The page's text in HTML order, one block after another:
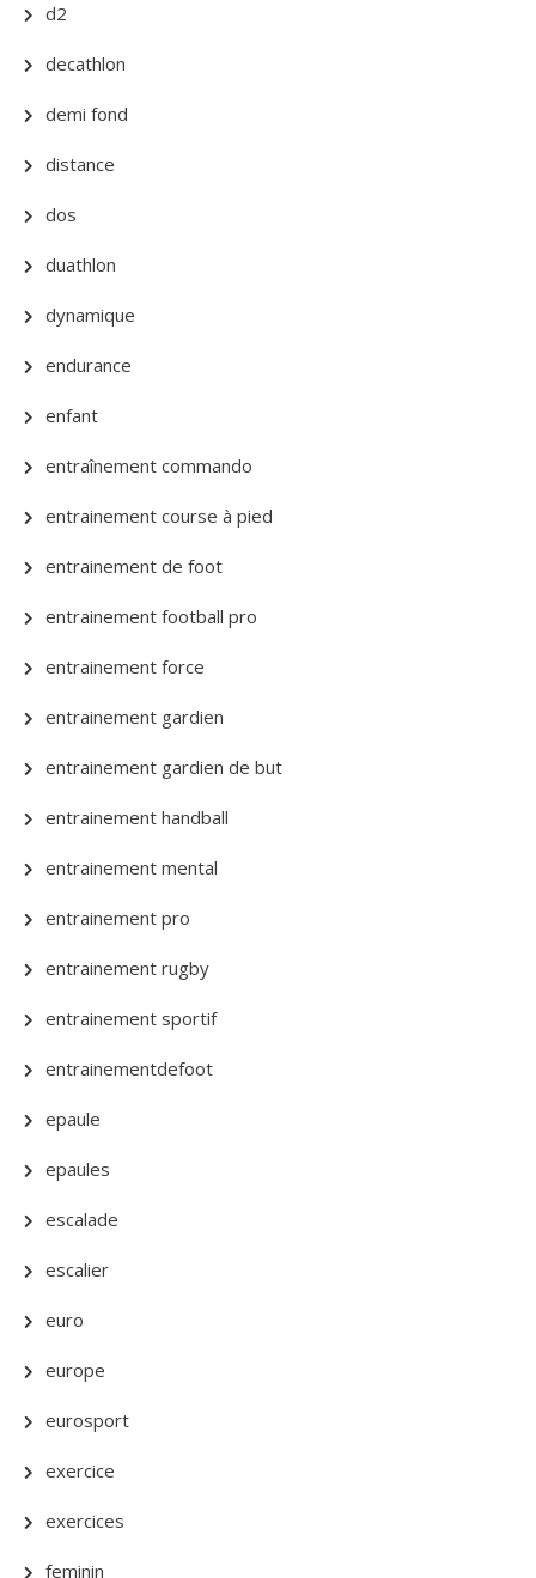
d2
decathlon
demi fond
distance
dos
duathlon
dynamique
endurance
enfant
entraînement commando
entrainement course à pied
entrainement de foot
entrainement football pro
entrainement force
entrainement gardien
entrainement gardien de but
entrainement handball
entrainement mental
entrainement pro
entrainement rugby
entrainement sportif
entrainementdefoot
epaule
epaules
escalade
escalier
euro
europe
eurosport
exercice
exercices
feminin